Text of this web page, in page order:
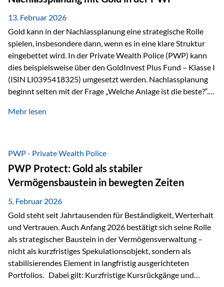
Und genau an dieser Stelle setzt der 3-Zellenschutz an –…
13. Februar 2026
Gold kann in der Nachlassplanung eine strategische Rolle
spielen, insbesondere dann, wenn es in eine klare Struktur
eingebettet wird. In der Private Wealth Police (PWP) kann
dies beispielsweise über den GoldInvest Plus Fund – Klasse I
(ISIN LI0395418325) umgesetzt werden. Nachlassplanung
beginnt selten mit der Frage „Welche Anlage ist die beste?“.
was bekommen – wann – und in welcher Struktur?Und vor
bei größeren Vermögen ist das entscheidend.
Mehr lesen
PWP - Private Wealth Police
PWP Protect: Gold als stabiler
Vermögensbaustein in bewegten Zeiten
5. Februar 2026
Gold steht seit Jahrtausenden für Beständigkeit, Werterhalt
und Vertrauen. Auch Anfang 2026 bestätigt sich seine Rolle
als strategischer Baustein in der Vermögensverwaltung –
nicht als kurzfristiges Spekulationsobjekt, sondern als
stabilisierendes Element in langfristig ausgerichteten
Portfolios. Dabei gilt: Kurzfristige Kursrückgänge und